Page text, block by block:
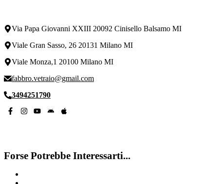
Via Papa Giovanni XXIII 20092 Cinisello Balsamo MI
Viale Gran Sasso, 26 20131 Milano MI
Viale Monza,1 20100 Milano MI
fabbro.vetraio@gmail.com
3494251790
Forse Potrebbe Interessarti...